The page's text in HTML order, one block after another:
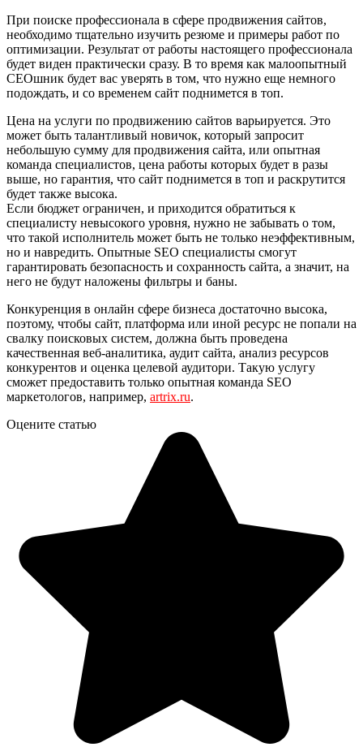
При поиске профессионала в сфере продвижения сайтов,
необходимо тщательно изучить резюме и примеры работ по
оптимизации. Результат от работы настоящего профессионала
будет виден практически сразу. В то время как малоопытный
СЕОшник будет вас уверять в том, что нужно еще немного
подождать, и со временем сайт поднимется в топ.
Цена на услуги по продвижению сайтов варьируется. Это
может быть талантливый новичок, который запросит
небольшую сумму для продвижения сайта, или опытная
команда специалистов, цена работы которых будет в разы
выше, но гарантия, что сайт поднимется в топ и раскрутится
будет также высока.
Если бюджет ограничен, и приходится обратиться к
специалисту невысокого уровня, нужно не забывать о том,
что такой исполнитель может быть не только неэффективным,
но и навредить. Опытные SEO специалисты смогут
гарантировать безопасность и сохранность сайта, а значит, на
него не будут наложены фильтры и баны.
Конкуренция в онлайн сфере бизнеса достаточно высока,
поэтому, чтобы сайт, платформа или иной ресурс не попали на
свалку поисковых систем, должна быть проведена
качественная веб-аналитика, аудит сайта, анализ ресурсов
конкурентов и оценка целевой аудитори. Такую услугу
сможет предоставить только опытная команда SEO
маркетологов, например, artrix.ru.
Оцените статью